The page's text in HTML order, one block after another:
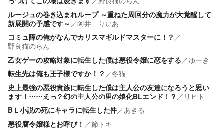
ルージュの巻き込まれループ ～重ねた周回分の魔力が大覚醒して
新展開の予感です～ ／阿井 りいあ
コミュ障の俺がなんでカリスマギルドマスターに！？ ／
野良猫のらん
乙女ゲーの攻略対象に転生した僕は悪役令嬢に恋をする／ゆーき
転生先は俺も王子様ですか！？ ／冬猫
史上最強の悪役貴族に転生した僕は主人公の友達になろうと思い
ます！……えっ？幻の主人公の男の娘化BLエンド！？ ／ リヒト
BＬ小説の死にキャラに転生した件／あきる
悪役腐令嬢様とお呼び！ ／節トキ